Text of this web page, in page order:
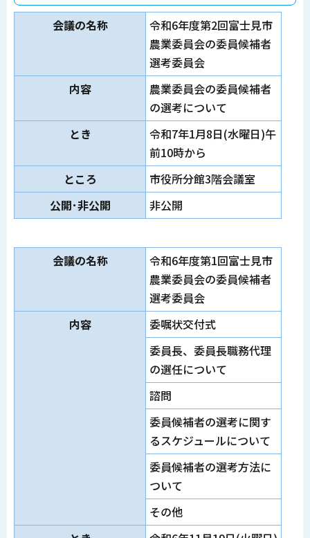
会議の名称
令和6年度第2回富士見市
農業委員会の委員候補者
選考委員会
内容
農業委員会の委員候補者
の選考について
とき
令和7年1月8日(水曜日)午
前10時から
ところ
市役所分館3階会議室
公開･非公開
非公開
会議の名称
令和6年度第1回富士見市
農業委員会の委員候補者
選考委員会
内容
委嘱状交付式
委員長、委員長職務代理
の選任について
諮問
委員候補者の選考に関す
るスケジュールについて
委員候補者の選考方法に
ついて
その他